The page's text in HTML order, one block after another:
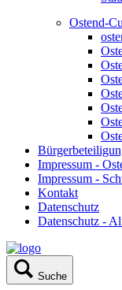
Ostend-
Impressum -
Impressum -
Kontakt
Datenschutz
Datenschutz -
Suche